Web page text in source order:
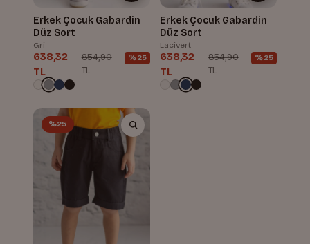
Erkek Çocuk Gabardin
Düz Sort
Gri
638,32
TL
854,90
TL
%25
Erkek Çocuk Gabardin
Düz Sort
Lacivert
638,32
TL
854,90
TL
%25
%25